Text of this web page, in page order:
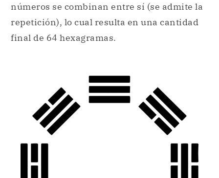
números se combinan entre sí (se admite la
repetición), lo cual resulta en una cantidad
final de 64 hexagramas.